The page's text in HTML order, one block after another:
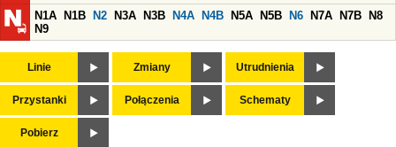
N1A
N1B N2 N3A N3B N4A N4B N5A N5B N6 N7A N7B
N8
N9
Linie Zmiany Utrudnienia
Przystanki Połączenia Schematy
Pobierz